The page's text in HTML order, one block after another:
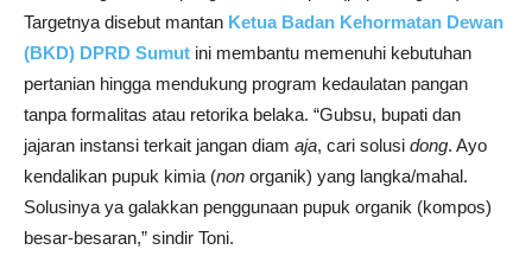
Targetnya disebut mantan Ketua Badan Kehormatan Dewan
(BKD) DPRD Sumut ini membantu memenuhi kebutuhan
pertanian hingga mendukung program kedaulatan pangan
tanpa formalitas atau retorika belaka. “Gubsu, bupati dan
jajaran instansi terkait jangan diam aja, cari solusi dong. Ayo
kendalikan pupuk kimia (non organik) yang langka/mahal.
Solusinya ya galakkan penggunaan pupuk organik (kompos)
besar-besaran,” sindir Toni.